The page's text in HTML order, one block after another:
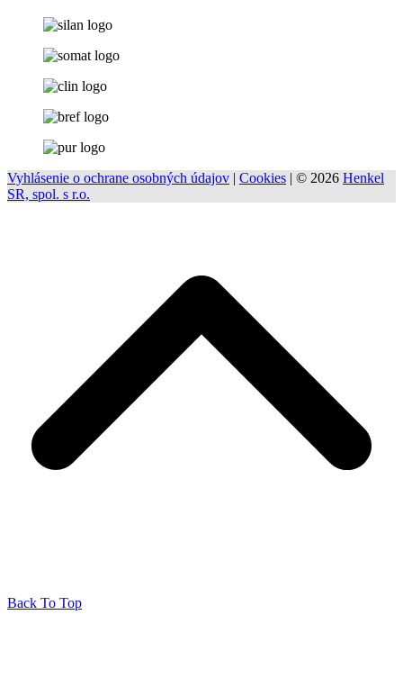
Vyhlásenie o ochrane osobných údajov | Cookies | © 2026 Henkel
SR, spol. s r.o.
Back To Top